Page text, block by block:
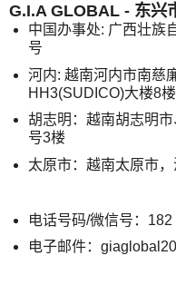
G.I.A GLOBAL - 东兴
中国办事处: 广西壮族
号
河内: 越南河内市南慈
HH3(SUDICO)大楼8楼
胡志明：越南胡志明
号3楼
太原市：越南太原市
电话号码/微信号：
电子邮件：